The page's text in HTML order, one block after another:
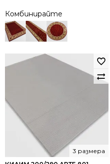
Комбинирайте
3 размера